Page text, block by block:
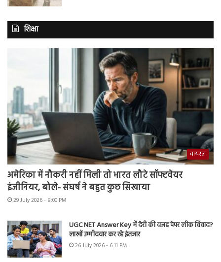
शिक्षा
वायरल
अमेरिका में नौकरी नहीं मिली तो भारत लौटे सॉफ्टवेयर
इंजीनियर, बोले- संघर्ष ने बहुत कुछ सिखाया
29 July 2026 - 8:00 PM
UGC NET Answer Key में देरी की वजह पेपर लीक विवाद?
लाखों उम्मीदवार कर रहे इंतजार
26 July 2026 - 6:11 PM